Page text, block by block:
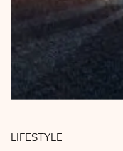
LIFESTYLE